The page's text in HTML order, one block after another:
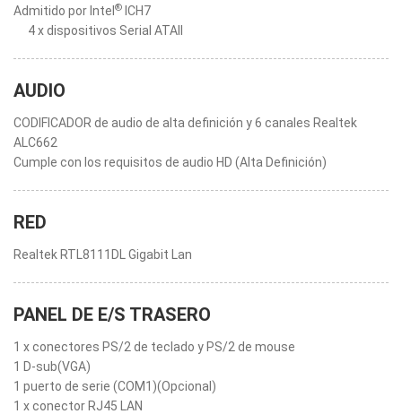
Admitido por Intel ® ICH7
4 x dispositivos Serial ATAII
AUDIO
CODIFICADOR de audio de alta definición y 6 canales Realtek
ALC662
Cumple con los requisitos de audio HD (Alta Definición)
RED
Realtek RTL8111DL Gigabit Lan
PANEL DE E/S TRASERO
1 x conectores PS/2 de teclado y PS/2 de mouse
1 D-sub(VGA)
1 puerto de serie (COM1)(Opcional)
1 x conector RJ45 LAN